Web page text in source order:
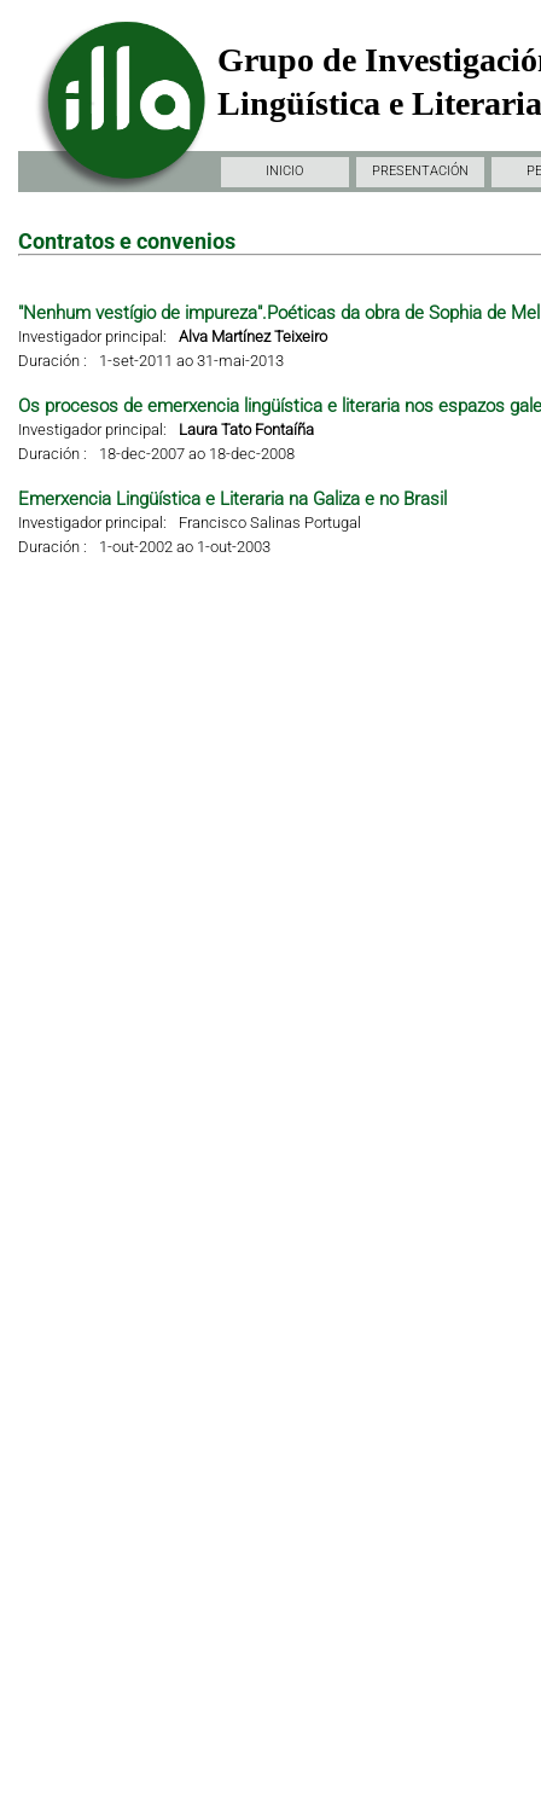
Grupo de
Lingüística e
INICIO PRESENTACIÓN
Contratos e convenios
"Nenhum vestígio de impureza".Poéticas da obra de Sophia de
Investigador principal:
Alva Martínez Teixeiro
Duración :
1-set-2011 ao 31-mai-2013
Os procesos de emerxencia lingüística e literaria nos espazos
Investigador principal:
Laura Tato Fontaíña
Duración :
18-dec-2007 ao 18-dec-2008
Emerxencia Lingüística e Literaria na Galiza e no Brasil
Investigador principal:
Francisco Salinas Portugal
Duración :
1-out-2002 ao 1-out-2003